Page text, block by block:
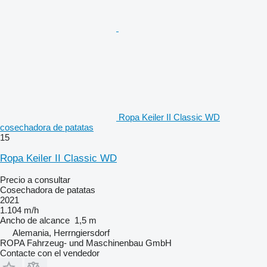
Ropa Keiler II Classic WD
cosechadora de patatas
15
Ropa Keiler II Classic WD
Precio a consultar
Cosechadora de patatas
2021
1.104 m/h
Ancho de alcance 1,5 m
Alemania, Herrngiersdorf
ROPA Fahrzeug- und Maschinenbau GmbH
Contacte con el vendedor